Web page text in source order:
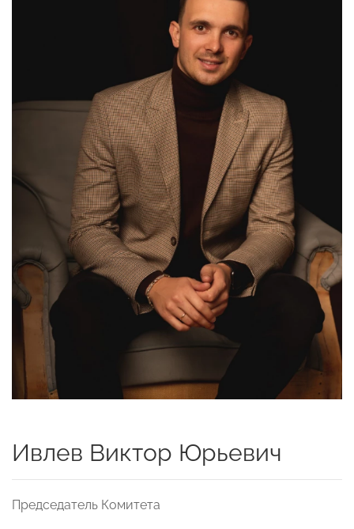
Ивлев Виктор Юрьевич
Председатель Комитета